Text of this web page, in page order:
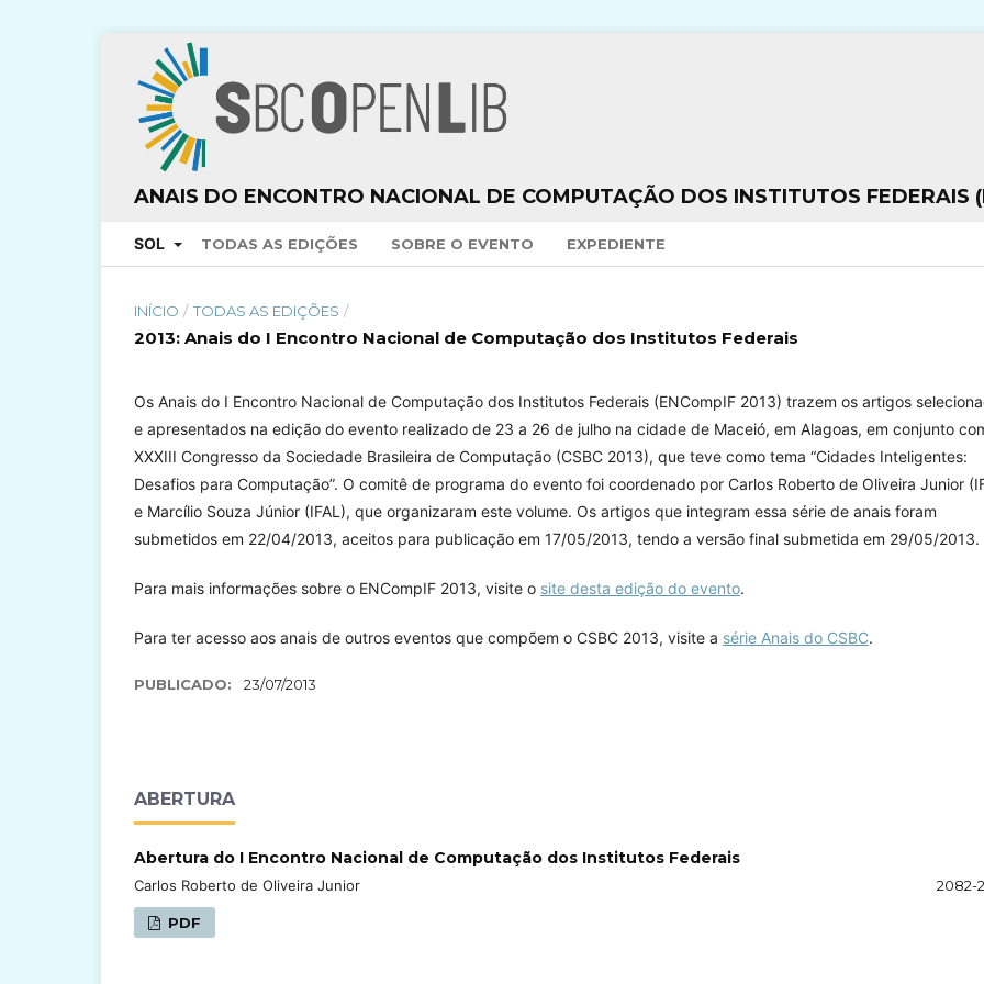
ANAIS DO ENCONTRO NACIONAL DE COMPUTAÇÃO DOS INSTITUTOS FEDERAIS
SOL TODAS AS EDIÇÕES SOBRE O EVENTO EXPEDIENTE
INÍCIO / TODAS AS EDIÇÕES /
2013: Anais do I Encontro Nacional de Computação dos Institutos Federais
Os Anais do I Encontro Nacional de Computação dos Institutos Federais (ENCompIF 2013) trazem os artigos
e apresentados na edição do evento realizado de 23 a 26 de julho na cidade de Maceió, em Alagoas, em conjunto
XXXIII Congresso da Sociedade Brasileira de Computação (CSBC 2013), que teve como tema “Cidades Inteligentes:
Desafios para Computação”. O comitê de programa do evento foi coordenado por Carlos Roberto de Oliveira Junior
e Marcílio Souza Júnior (IFAL), que organizaram este volume. Os artigos que integram essa série de anais foram
submetidos em 22/04/2013, aceitos para publicação em 17/05/2013, tendo a versão final submetida em 29/05/2013.
Para mais informações sobre o ENCompIF 2013, visite o site desta edição do evento.
Para ter acesso aos anais de outros eventos que compõem o CSBC 2013, visite a série Anais do CSBC.
PUBLICADO: 23/07/2013
ABERTURA
Abertura do I Encontro Nacional de Computação dos Institutos Federais
Carlos Roberto de Oliveira Junior 2082-
PDF